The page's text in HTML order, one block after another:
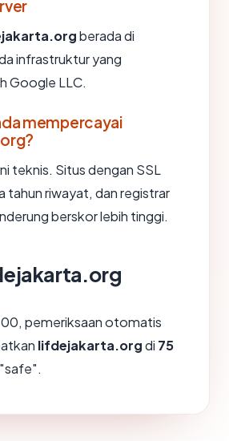
berada di
infrastruktur yang
Google LLC.
mempercayai
teknis. Situs dengan SSL
tahun riwayat, dan registrar
berskor lebih tinggi.
pemeriksaan otomatis
lifdejakarta.orgdi 75